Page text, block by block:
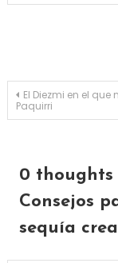
El Diezmi en el que
Paquirri
0 thoughts
Consejos
sequía